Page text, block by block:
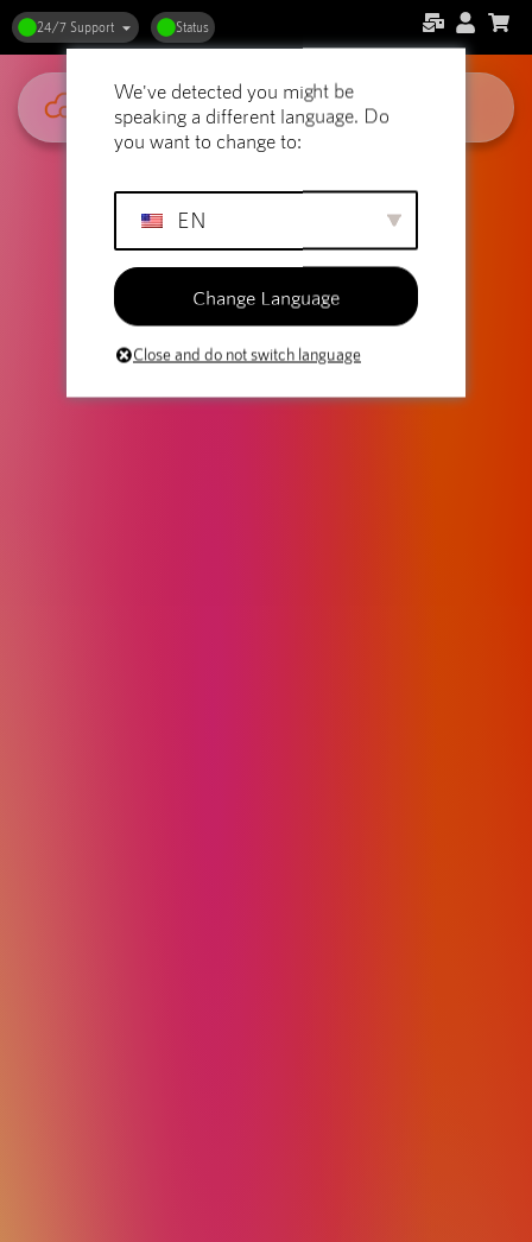
24/7 Support Status
Cloud vs. Traditionele Hosting:
We've detected you might be
speaking a different language. Do
you want to change to:
EN
Change Language
Close and do not switch language